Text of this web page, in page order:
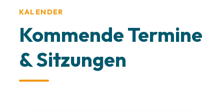
KALENDER
Kommende Termine
& Sitzungen